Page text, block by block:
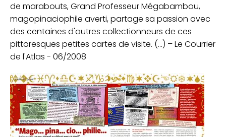
de marabouts, Grand Professeur Mégabambou,
magopinaciophile averti, partage sa passion avec
des centaines d'autres collectionneurs de ces
pittoresques petites cartes de visite. (...) – Le Courrier
de l'Atlas - 06/2008